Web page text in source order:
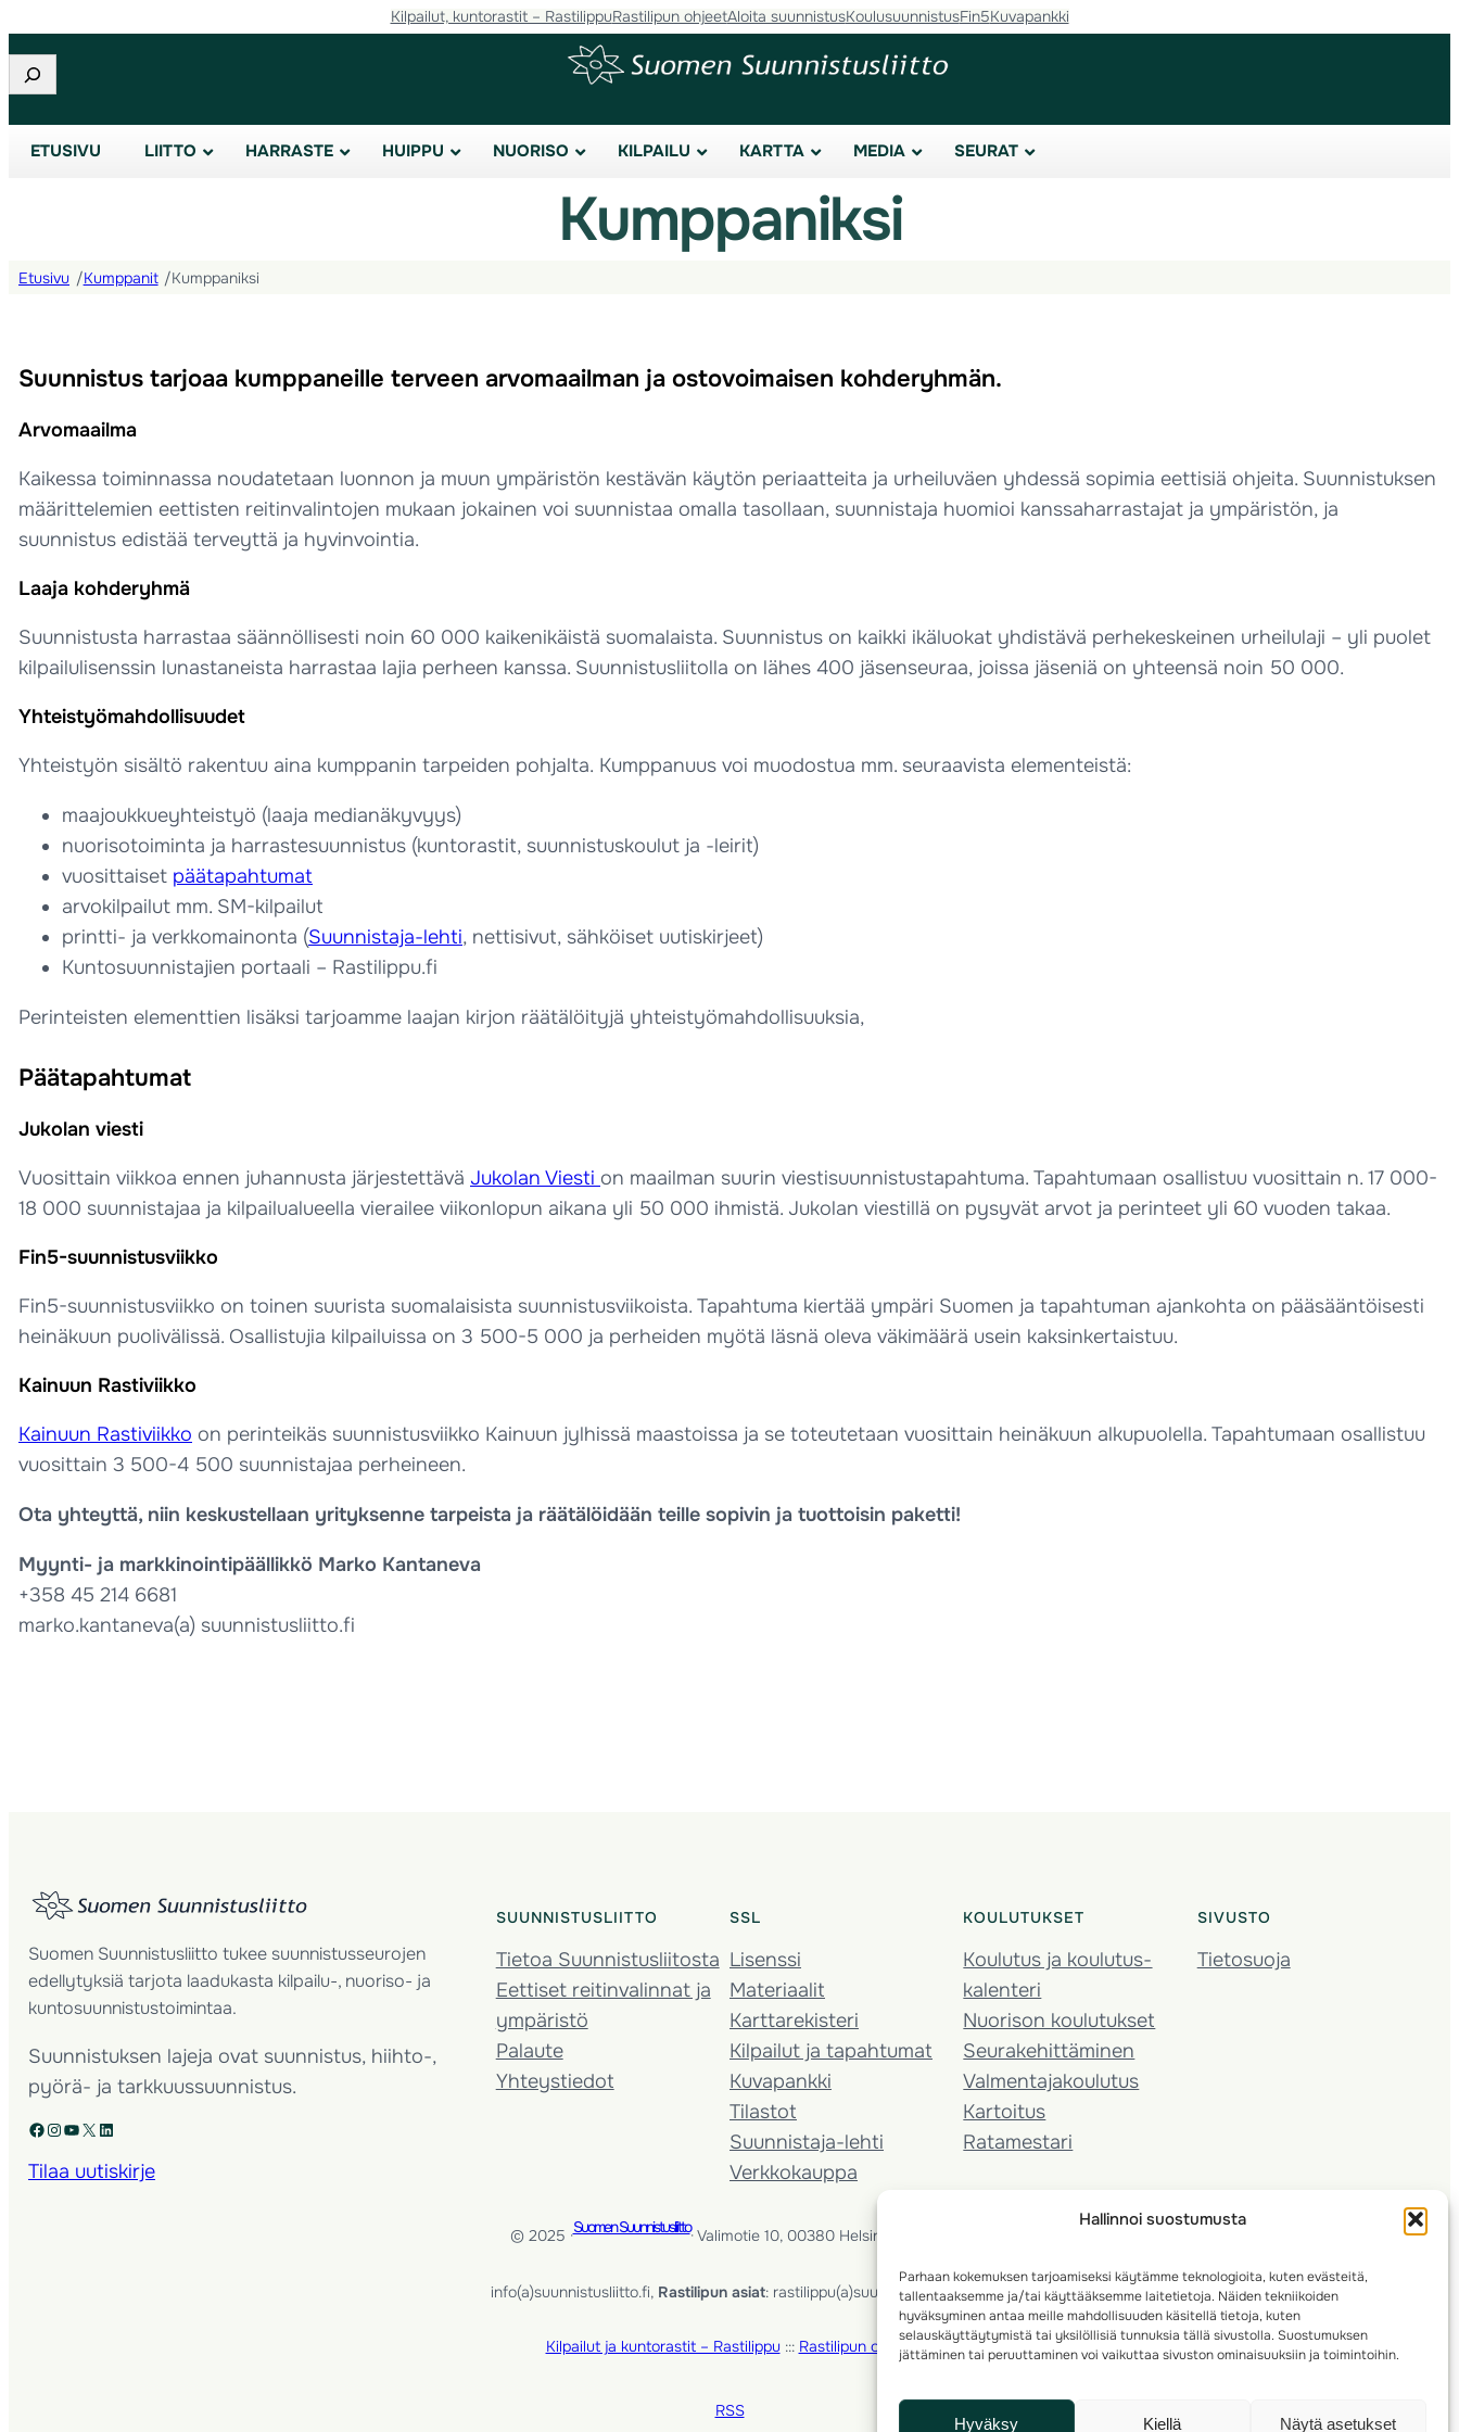
Hallinnoi suostumusta
Parhaan kokemuksen tarjoamiseksi käytämme teknologioita, kuten evästeitä,
tallentaaksemme ja/tai käyttääksemme laitetietoja. Näiden tekniikoiden
hyväksyminen antaa meille mahdollisuuden käsitellä tietoja, kuten
selauskäyttäytymistä tai yksilöllisiä tunnuksia tällä sivustolla. Suostumuksen
jättäminen tai peruuttaminen voi vaikuttaa sivuston ominaisuuksiin ja toimintoihin.
Hyväksy Kiellä Näytä asetukset
Kilpailut, kuntorastit – RastilippuRastilipun ohjeetAloita suunnistusKoulusuunnistusFin5Kuvapankki
Etsi
ETUSIVU LIITTO HARRASTE HUIPPU NUORISO KILPAILU KARTTA MEDIA SEURAT
Kumppaniksi
Etusivu /Kumppanit /Kumppaniksi
Suunnistus tarjoaa kumppaneille terveen arvomaailman ja ostovoimaisen kohderyhmän.
Arvomaailma
Kaikessa toiminnassa noudatetaan luonnon ja muun ympäristön kestävän käytön periaatteita ja urheiluväen yhdessä sopimia eettisiä ohjeita. Suunnistuksen
määrittelemien eettisten reitinvalintojen mukaan jokainen voi suunnistaa omalla tasollaan, suunnistaja huomioi kanssaharrastajat ja ympäristön, ja
suunnistus edistää terveyttä ja hyvinvointia.
Laaja kohderyhmä
Suunnistusta harrastaa säännöllisesti noin 60 000 kaikenikäistä suomalaista. Suunnistus on kaikki ikäluokat yhdistävä perhekeskeinen urheilulaji – yli puolet
kilpailulisenssin lunastaneista harrastaa lajia perheen kanssa. Suunnistusliitolla on lähes 400 jäsenseuraa, joissa jäseniä on yhteensä noin 50 000.
Yhteistyömahdollisuudet
Yhteistyön sisältö rakentuu aina kumppanin tarpeiden pohjalta. Kumppanuus voi muodostua mm. seuraavista elementeistä:
maajoukkueyhteistyö (laaja medianäkyvyys)
nuorisotoiminta ja harrastesuunnistus (kuntorastit, suunnistuskoulut ja -leirit)
vuosittaiset päätapahtumat
arvokilpailut mm. SM-kilpailut
printti- ja verkkomainonta (Suunnistaja-lehti, nettisivut, sähköiset uutiskirjeet)
Kuntosuunnistajien portaali – Rastilippu.fi
Perinteisten elementtien lisäksi tarjoamme laajan kirjon räätälöityjä yhteistyömahdollisuuksia,
Päätapahtumat
Jukolan viesti
Vuosittain viikkoa ennen juhannusta järjestettävä Jukolan Viesti on maailman suurin viestisuunnistustapahtuma. Tapahtumaan osallistuu vuosittain n. 17 000-
18 000 suunnistajaa ja kilpailualueella vierailee viikonlopun aikana yli 50 000 ihmistä. Jukolan viestillä on pysyvät arvot ja perinteet yli 60 vuoden takaa.
Fin5-suunnistusviikko
Fin5-suunnistusviikko on toinen suurista suomalaisista suunnistusviikoista. Tapahtuma kiertää ympäri Suomen ja tapahtuman ajankohta on pääsääntöisesti
heinäkuun puolivälissä. Osallistujia kilpailuissa on 3 500-5 000 ja perheiden myötä läsnä oleva väkimäärä usein kaksinkertaistuu.
Kainuun Rastiviikko
Kainuun Rastiviikko on perinteikäs suunnistusviikko Kainuun jylhissä maastoissa ja se toteutetaan vuosittain heinäkuun alkupuolella. Tapahtumaan osallistuu
vuosittain 3 500-4 500 suunnistajaa perheineen.
Ota yhteyttä, niin keskustellaan yrityksenne tarpeista ja räätälöidään teille sopivin ja tuottoisin paketti!
Myynti- ja markkinointipäällikkö Marko Kantaneva
+358 45 214 6681
marko.kantaneva(a) suunnistusliitto.fi
Suomen Suunnistusliitto tukee suunnistusseurojen
edellytyksiä tarjota laadukasta kilpailu-, nuoriso- ja
kuntosuunnistustoimintaa.
Suunnistuksen lajeja ovat suunnistus, hiihto-,
pyörä- ja tarkkuussuunnistus.
Facebook Instagram YouTube X LinkedIn
Tilaa uutiskirje
SUUNNISTUSLIITTO
Tietoa Suunnistusliitosta
Eettiset reitinvalinnat ja
ympäristö
Palaute
Yhteystiedot
SSL
Lisenssi
Materiaalit
Karttarekisteri
Kilpailut ja tapahtumat
Kuvapankki
Tilastot
Suunnistaja-lehti
Verkkokauppa
KOULUTUKSET
Koulutus ja koulutus­
kalenteri
Nuorison koulutukset
Seura­kehittäminen
Valmentaja­koulutus
Kartoitus
Ratamestari
SIVUSTO
Tietosuoja
© 2025 ·Suomen Suunnistusliitto· Valimotie 10, 00380 Helsinki, Finland
info(a)suunnistusliitto.fi, Rastilipun asiat: rastilippu(a)suunnistusliitto.fi
Kilpailut ja kuntorastit – Rastilippu::: Rastilipun ohjeet
RSS